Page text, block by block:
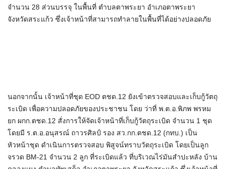
จำนวน 28 ส่วนบรรจุ ในพื้นที่ ตำบลตาพระยา อำเภอตาพระยา
จังหวัดสระแก้ว ซึ่งเจ้าหน้าที่สามารถทำลายในพื้นที่ได้อย่างปลอดภัย
นอกจากนั้น เจ้าหน้าที่ชุด EOD ตชด.12 ยังเข้าตรวจสอบและเก็บกู้วัตถุ
ระเบิด เพื่อความปลอดภัยของประชาชน โดย ว่าที่ พ.ต.อ.พิภพ พรหม
ยก ผกก.ตชด.12 สั่งการให้จัดเจ้าหน้าที่เก็บกู้วัตถุระเบิด จำนวน 1 ชุด
โดยมี ร.ต.อ.อนุสรณ์ ถาวรศิลป์ รอง สว.กก.ตชด.12 (กทบ.) เป็น
หัวหน้าชุด ดำเนินการตรวจสอบ พิสูจน์ทราบวัตถุระเบิด โดยเป็นลูก
จรวด BM-21 จำนวน 2 ลูก ที่ระเบิดแล้ว ที่บริเวณไร่มันสำปะหลัง บ้าน